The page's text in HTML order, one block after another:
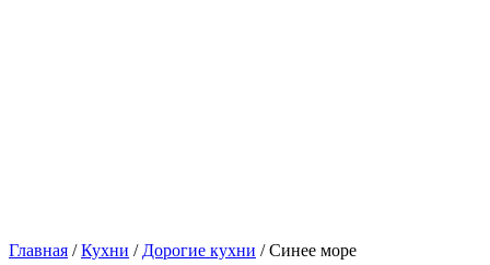
Главная /Кухни / Дорогие кухни / Синее море